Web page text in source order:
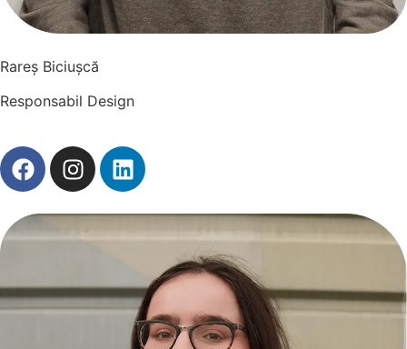
Rareș Biciușcă
Responsabil Design